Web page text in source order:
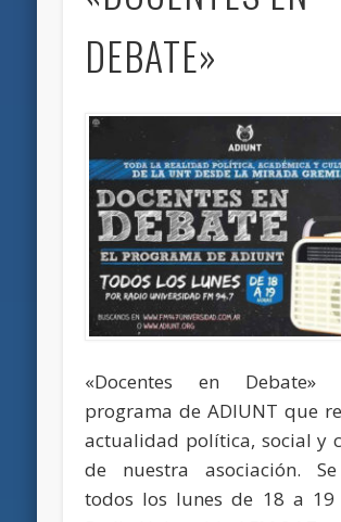
DEBATE»
«Docentes en
programa de ADIUNT que
actualidad política, social y
de nuestra asociación.
todos los lunes de 18 a